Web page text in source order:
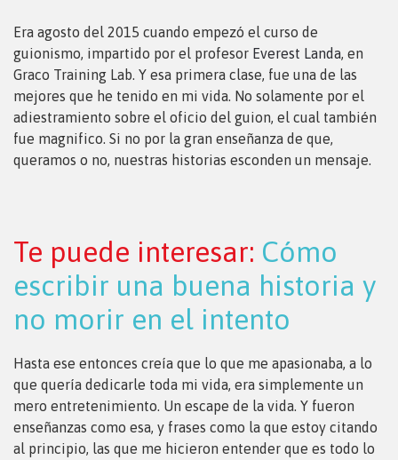
Era agosto del 2015 cuando empezó el curso de
guionismo, impartido por el profesor Everest Landa, en
Graco Training Lab. Y esa primera clase, fue una de las
mejores que he tenido en mi vida. No solamente por el
adiestramiento sobre el oficio del guion, el cual también
fue magnifico. Si no por la gran enseñanza de que,
queramos o no, nuestras historias esconden un mensaje.
Te puede interesar: Cómo
escribir una buena historia y
no morir en el intento
Hasta ese entonces creía que lo que me apasionaba, a lo
que quería dedicarle toda mi vida, era simplemente un
mero entretenimiento. Un escape de la vida. Y fueron
enseñanzas como esa, y frases como la que estoy citando
al principio, las que me hicieron entender que es todo lo